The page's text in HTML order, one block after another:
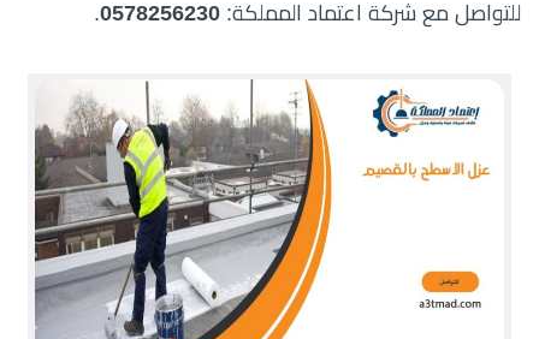
للتواصل مع شركة اعتماد المملكة: 0578256230
.